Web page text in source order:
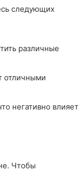
следующих
различные
отличными
негативно влияет
Чтобы